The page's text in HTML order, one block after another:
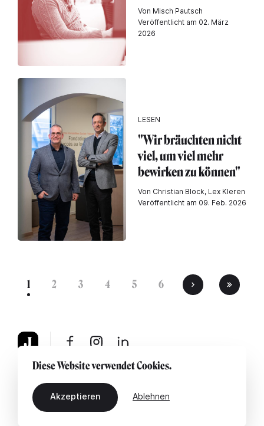
Von Misch Pautsch
Veröffentlicht am 02. März
2026
LESEN
"Wir bräuchten nicht
viel, um viel mehr
bewirken zu können"
Von Christian Block, Lex Kleren
Veröffentlicht am 09. Feb. 2026
1 2 3 4 5 6
Über uns Rechtshinweis Kontaktiere uns
Diese Website verwendet Cookies.
Akzeptieren Ablehnen